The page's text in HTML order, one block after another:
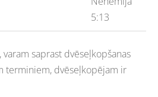
5:13
varam saprast dvēseļkopšanas
terminiem, dvēseļkopējam ir